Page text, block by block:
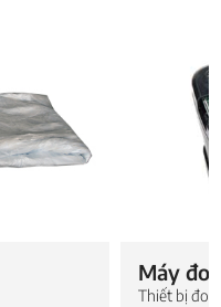
Máy đo
Thiết bị đo